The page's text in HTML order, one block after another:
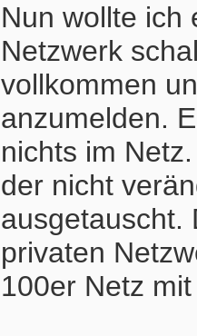
Nun wollte ich
Netzwerk
vollkommen
anzumelden.
nichts im
der nicht
ausgetauscht.
privaten
100er Netz